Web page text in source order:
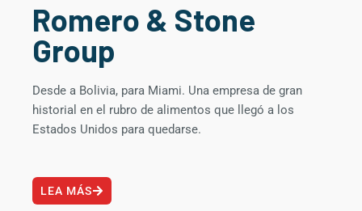
Romero & Stone
Group​
Desde a Bolivia, para Miami. Una empresa de gran
historial en el rubro de alimentos que llegó a los
Estados Unidos para quedarse.
LEA MÁS